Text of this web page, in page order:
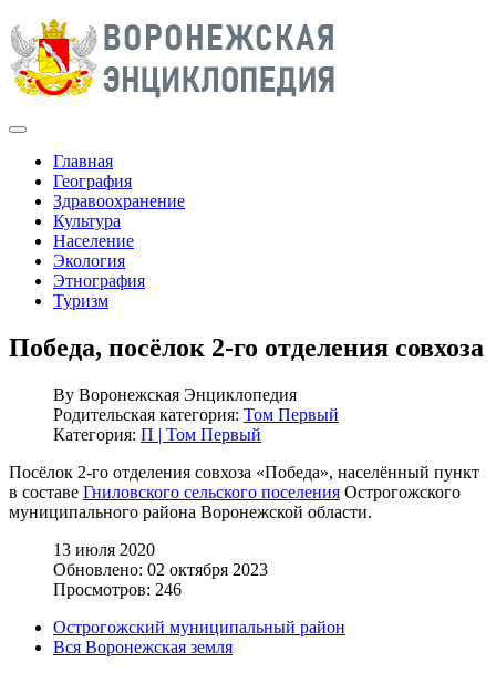
Главная
География
Здравоохранение
Культура
Население
Экология
Этнография
Туризм
Победа, посёлок 2-го отделения совхоза
By Воронежская Энциклопедия
Родительская категория: Том Первый
Категория: П | Том Первый
Посёлок 2-го отделения совхоза «Победа», населённый пункт
в составе Гниловского сельского поселения Острогожского
муниципального района Воронежской области.
13 июля 2020
Обновлено: 02 октября 2023
Просмотров: 246
Острогожский муниципальный район
Вся Воронежская земля